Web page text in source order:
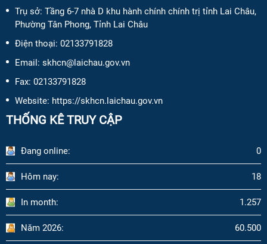
Trụ sở: Tầng 6-7 nhà D khu hành chính chính trị tỉnh Lai Châu,
Phường Tân Phong, Tỉnh Lai Châu
Điện thoại: 02133791828
Email: skhcn@laichau.gov.vn
Fax: 02133791828
Website: https://skhcn.laichau.gov.vn
THỐNG KÊ TRUY CẬP
Đang online: 0
Hôm nay: 18
In month: 1.257
Năm 2026: 60.500